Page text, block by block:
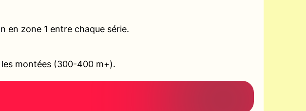
en zone 1 entre chaque série.
montées (300-400 m+).